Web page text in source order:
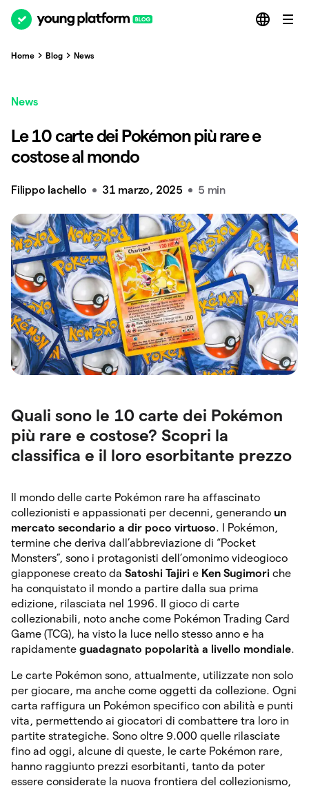
Home Blog News
News
Le 10 carte dei Pokémon più rare e
costose al mondo
Filippo Iachello 31 marzo, 2025 5 min
Quali sono le 10 carte dei Pokémon
più rare e costose? Scopri la
classifica e il loro esorbitante prezzo
Il mondo delle carte Pokémon rare ha affascinato
collezionisti e appassionati per decenni, generando un
mercato secondario a dir poco virtuoso. I Pokémon,
termine che deriva dall’abbreviazione di “Pocket
Monsters”, sono i protagonisti dell’omonimo videogioco
giapponese creato da Satoshi Tajiri e Ken Sugimori che
ha conquistato il mondo a partire dalla sua prima
edizione, rilasciata nel 1996. Il gioco di carte
collezionabili, noto anche come Pokémon Trading Card
Game (TCG), ha visto la luce nello stesso anno e ha
rapidamente guadagnato popolarità a livello mondiale.
Le carte Pokémon sono, attualmente, utilizzate non solo
per giocare, ma anche come oggetti da collezione. Ogni
carta raffigura un Pokémon specifico con abilità e punti
vita, permettendo ai giocatori di combattere tra loro in
partite strategiche. Sono oltre 9.000 quelle rilasciate
fino ad oggi, alcune di queste, le carte Pokémon rare,
hanno raggiunto prezzi esorbitanti, tanto da poter
essere considerate la nuova frontiera del collezionismo,